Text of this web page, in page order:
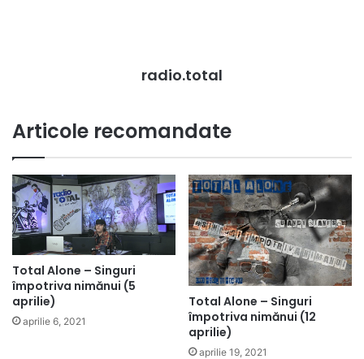
radio.total
Articole recomandate
Total Alone – Singuri
împotriva nimănui (5
aprilie)
aprilie 6, 2021
Total Alone – Singuri
împotriva nimănui (12
aprilie)
aprilie 19, 2021